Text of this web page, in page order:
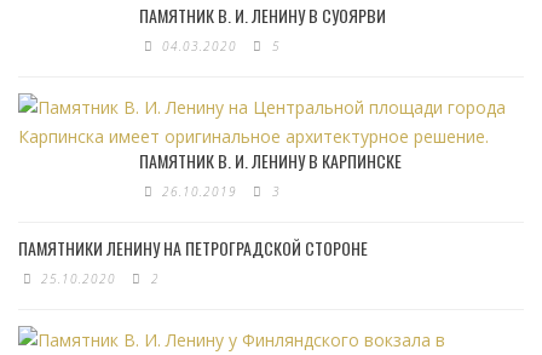
ПАМЯТНИК В. И. ЛЕНИНУ В СУОЯРВИ
04.03.2020 5
ПАМЯТНИК В. И. ЛЕНИНУ В КАРПИНСКЕ
26.10.2019 3
ПАМЯТНИКИ ЛЕНИНУ НА ПЕТРОГРАДСКОЙ СТОРОНЕ
25.10.2020 2